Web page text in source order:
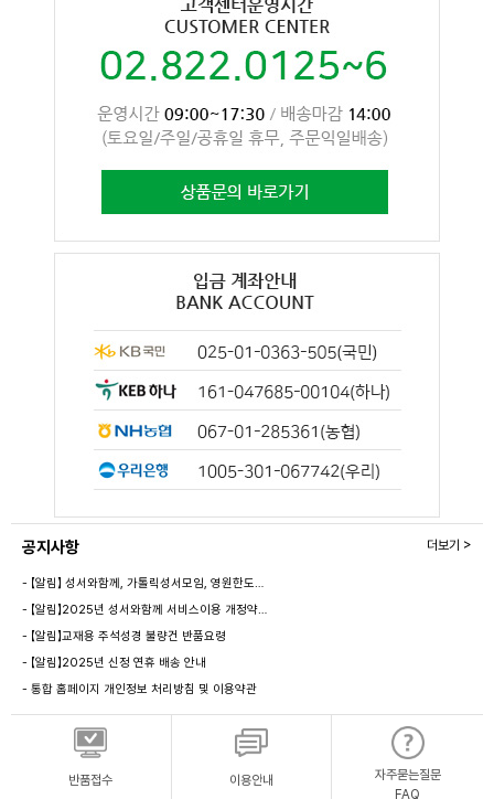
공지사항
- 【알림】 성서와함께, 가톨릭성서모임, 영원한도…
- 【알림】2025년 성서와함께 서비스이용 개정약…
- 【알림】교재용 주석성경 불량건 반품요령
- 【알림】2025년 신정 연휴 배송 안내
- 통합 홈페이지 개인정보 처리방침 및 이용약관
더보기 >
반품접수 이용안내
자주묻는질문
FAQ